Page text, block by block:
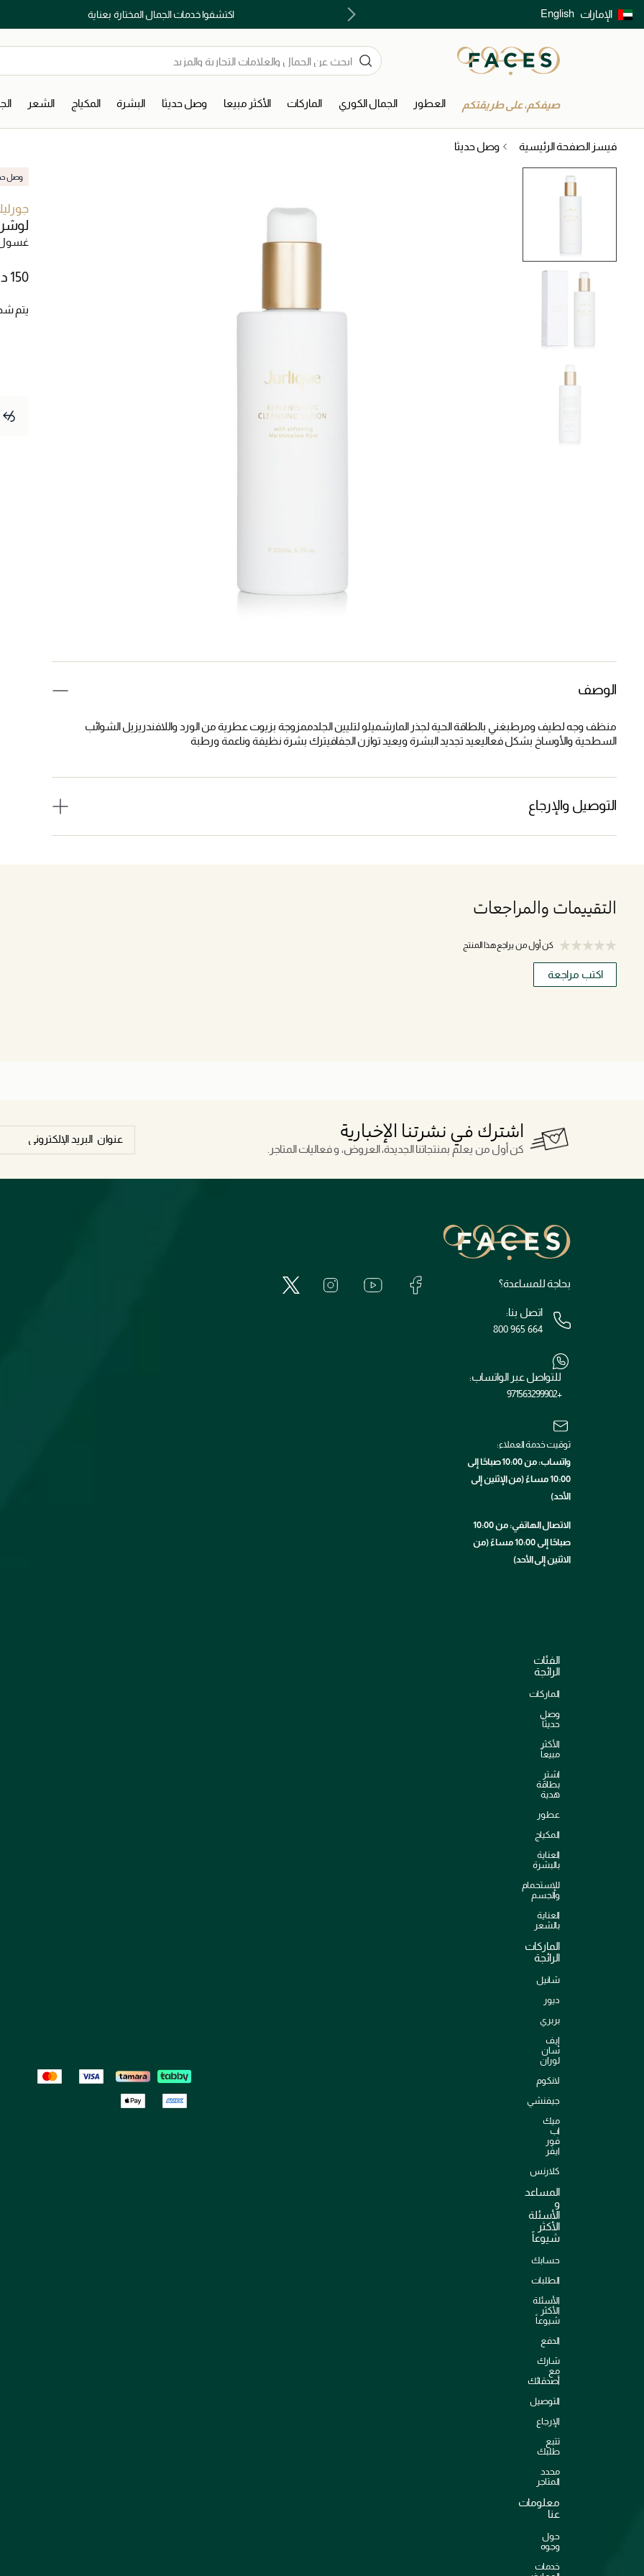
الإمارات English اكتشفوا خدمات الجمال المختارة بعناية توصيل سريع على جميع الطلبات ما فوق 299 درهم
صيفكم، على طريقتكم العطور الجمال الكوري الماركات الأكثر مبيعا وصل حديثا البشرة المكياج الشعر
فيسز الصفحة الرئيسية وصل حديثا
الوصف
منظف وجه لطيف ومرطبغني بالطاقة الحية لجذر المارشميلو لتليين الجلدممزوجة بزيوت عطرية من الورد واللافندريزيل الشوائب
السطحية والأوساخ بشكل فعاليعيد تجديد البشرة ويعيد توازن الجفافيترك بشرة نظيفة وناعمة ورطبة
التوصيل والإرجاع
وصل
غسول
يتم
التقييمات والمراجعات
كن أول من يراجع هذا المنتج
اكتب مراجعة
اشترك في نشرتنا الإخبارية
كن أول من يعلم بمنتجاتنا الجديدة، العروض، و فعاليات المتاجر.
بحاجة للمساعدة؟
اتصل بنا:
800 965 664
للتواصل عبر الواتساب:
+971563299902
توقيت خدمة العملاء:
واتساب: من 10:00 صباحًا إلى
10:00 مساءً (من الإثنين إلى
الأحد)
الاتصال الهاتفي: من 10:00
صباحًا إلى 10:00 مساءً (من
الاثنين إلى الأحد)
الفئات
الرائجة
الماركات
وصل
حديثاً
الأكثر
مبيعاً
اشترِ
بطاقة
هدية
عطور
المكياج
العناية
بالبشرة
للإستحمام
والجسم
العناية
بالشعر
الماركات
الرائجة
شانيل
ديور
بربري
إيف
سان
لوران
لانكوم
جيفنشي
ميك
اب
فور
ايفر
كلارنس
المساعد
و
الأسئلة
الأكثر
شيوعاً
حسابك
الطلبات
الأسئلة
الأكثر
شيوعاً
الدفع
شارك
مع
أصدقائك
التوصيل
الإرجاع
تتبع
طلبك
محدد
المتاجر
معلومات
عنا
حول
وجوه
خدمات